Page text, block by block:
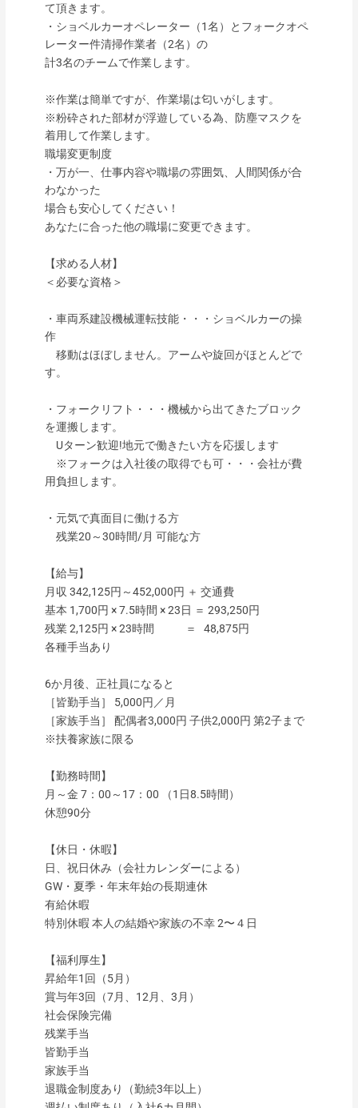
て頂きます。
・ショベルカーオペレーター（1名）とフォークオペ
レーター件清掃作業者（2名）の
計3名のチームで作業します。
※作業は簡単ですが、作業場は匂いがします。
※粉砕された部材が浮遊している為、防塵マスクを
着用して作業します。
職場変更制度
・万が一、仕事内容や職場の雰囲気、人間関係が合
わなかった
場合も安心してください！
あなたに合った他の職場に変更できます。
【求める人材】
＜必要な資格＞
・車両系建設機械運転技能・・・ショベルカーの操
作
移動はほぼしません。アームや旋回がほとんどで
す。
・フォークリフト・・・機械から出てきたブロック
を運搬します。
Uターン歓迎!地元で働きたい方を応援します
※フォークは入社後の取得でも可・・・会社が費
用負担します。
・元気で真面目に働ける方
残業20～30時間/月 可能な方
【給与】
月収 342,125円～452,000円 ＋ 交通費
基本 1,700円 × 7.5時間 × 23日 ＝ 293,250円
残業 2,125円 × 23時間 ＝ 48,875円
各種手当あり
6か月後、正社員になると
［皆勤手当］ 5,000円／月
［家族手当］ 配偶者3,000円 子供2,000円 第2子まで
※扶養家族に限る
【勤務時間】
月～金 7：00～17：00 （1日8.5時間）
休憩90分
【休日・休暇】
日、祝日休み（会社カレンダーによる）
GW・夏季・年末年始の長期連休
有給休暇
特別休暇 本人の結婚や家族の不幸 2〜４日
【福利厚生】
昇給年1回（5月）
賞与年3回（7月、12月、3月）
社会保険完備
残業手当
皆勤手当
家族手当
退職金制度あり（勤続3年以上）